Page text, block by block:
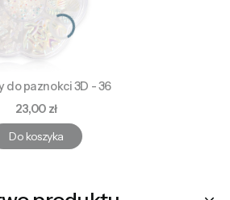
do paznokci 3D - 36
Cena
23,00 zł
Do koszyka